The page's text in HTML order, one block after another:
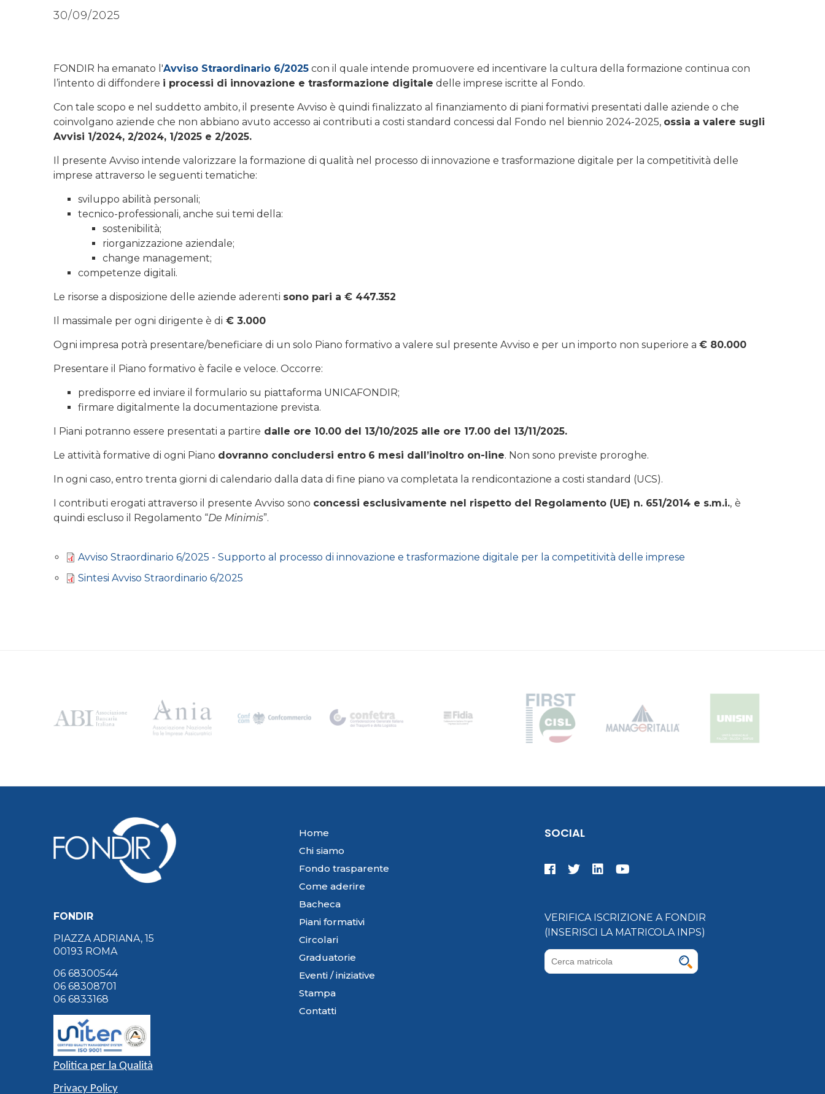
30/09/2025
FONDIR ha emanato l'Avviso Straordinario 6/2025 con il quale intende promuovere ed incentivare la cultura della formazione continua con
l’intento di diffondere i processi di innovazione e trasformazione digitale delle imprese iscritte al Fondo.
Con tale scopo e nel suddetto ambito, il presente Avviso è quindi finalizzato al finanziamento di piani formativi presentati dalle aziende o che
coinvolgano aziende che non abbiano avuto accesso ai contributi a costi standard concessi dal Fondo nel biennio 2024-2025, ossia a valere sugli
Avvisi 1/2024, 2/2024, 1/2025 e 2/2025.
Il presente Avviso intende valorizzare la formazione di qualità nel processo di innovazione e trasformazione digitale per la competitività delle
imprese attraverso le seguenti tematiche:
sviluppo abilità personali;
tecnico-professionali, anche sui temi della:
sostenibilità;
riorganizzazione aziendale;
change management;
competenze digitali.
Le risorse a disposizione delle aziende aderenti sono pari a € 447.352
Il massimale per ogni dirigente è di € 3.000
Ogni impresa potrà presentare/beneficiare di un solo Piano formativo a valere sul presente Avviso e per un importo non superiore a € 80.000
Presentare il Piano formativo è facile e veloce. Occorre:
predisporre ed inviare il formulario su piattaforma UNICAFONDIR;
firmare digitalmente la documentazione prevista.
I Piani potranno essere presentati a partire dalle ore 10.00 del 13/10/2025 alle ore 17.00 del 13/11/2025.
Le attività formative di ogni Piano dovranno concludersi entro 6 mesi dall’inoltro on-line. Non sono previste proroghe.
In ogni caso, entro trenta giorni di calendario dalla data di fine piano va completata la rendicontazione a costi standard (UCS).
I contributi erogati attraverso il presente Avviso sono concessi esclusivamente nel rispetto del Regolamento (UE) n. 651/2014 e s.m.i., è
quindi escluso il Regolamento “De Minimis”.
Avviso Straordinario 6/2025 - Supporto al processo di innovazione e trasformazione digitale per la competitività delle imprese
Sintesi Avviso Straordinario 6/2025
FONDIR
PIAZZA ADRIANA, 15
00193 ROMA
06 68300544
06 68308701
06 6833168
Politica per la Qualità
Privacy Policy
Home
Chi siamo
Fondo trasparente
Come aderire
Bacheca
Piani formativi
Circolari
Graduatorie
Eventi / iniziative
Stampa
Contatti
SOCIAL
VERIFICA ISCRIZIONE A FONDIR
(INSERISCI LA MATRICOLA INPS)